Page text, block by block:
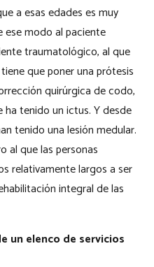
a esas edades es muy
modo al paciente
traumatológico, al que
que poner una prótesis
quirúrgica de codo,
tenido un ictus. Y desde
tenido una lesión medular.
al que las personas
relativamente largos a ser
integral de las
un elenco de servicios